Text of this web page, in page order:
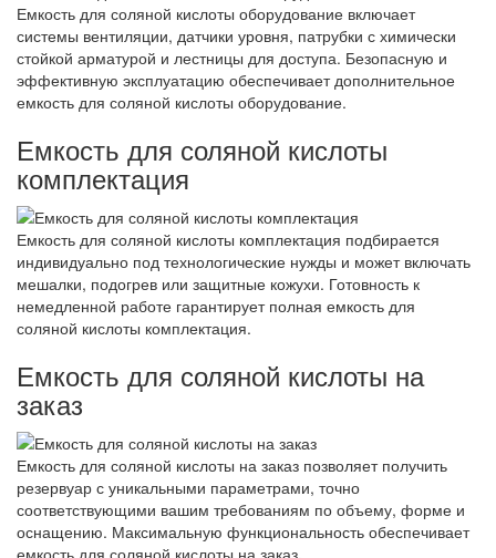
Емкость для соляной кислоты оборудование включает
системы вентиляции, датчики уровня, патрубки с химически
стойкой арматурой и лестницы для доступа. Безопасную и
эффективную эксплуатацию обеспечивает дополнительное
емкость для соляной кислоты оборудование.
Емкость для соляной кислоты
комплектация
Емкость для соляной кислоты комплектация подбирается
индивидуально под технологические нужды и может включать
мешалки, подогрев или защитные кожухи. Готовность к
немедленной работе гарантирует полная емкость для
соляной кислоты комплектация.
Емкость для соляной кислоты на
заказ
Емкость для соляной кислоты на заказ позволяет получить
резервуар с уникальными параметрами, точно
соответствующими вашим требованиям по объему, форме и
оснащению. Максимальную функциональность обеспечивает